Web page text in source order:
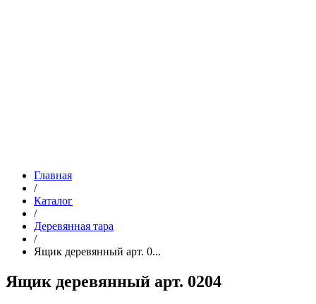
Главная
/
Каталог
/
Деревянная тара
/
Ящик деревянный арт. 0...
Ящик деревянный арт. 0204